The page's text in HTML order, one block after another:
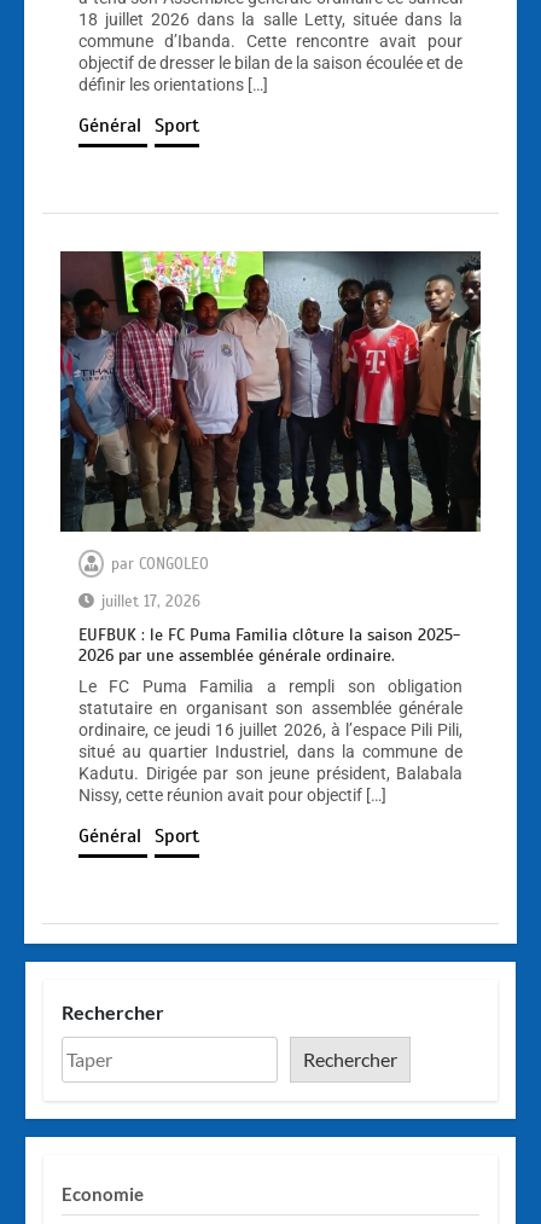
18 juillet 2026 dans la salle Letty, située dans la
commune d’Ibanda. Cette rencontre avait pour
objectif de dresser le bilan de la saison écoulée et de
définir les orientations […]
Général Sport
par CONGOLEO
juillet 17, 2026
EUFBUK : le FC Puma Familia clôture la saison 2025-
2026 par une assemblée générale ordinaire.
Le FC Puma Familia a rempli son obligation
statutaire en organisant son assemblée générale
ordinaire, ce jeudi 16 juillet 2026, à l’espace Pili Pili,
situé au quartier Industriel, dans la commune de
Kadutu. Dirigée par son jeune président, Balabala
Nissy, cette réunion avait pour objectif […]
Général Sport
Rechercher
Rechercher
Economie